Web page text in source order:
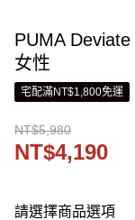
PUMA
女性
宅配滿NT$1,800免運
NT$5,980
NT$4,190
請選擇商品選項